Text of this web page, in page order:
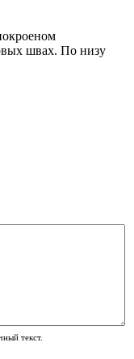
швах. По низу
текст.